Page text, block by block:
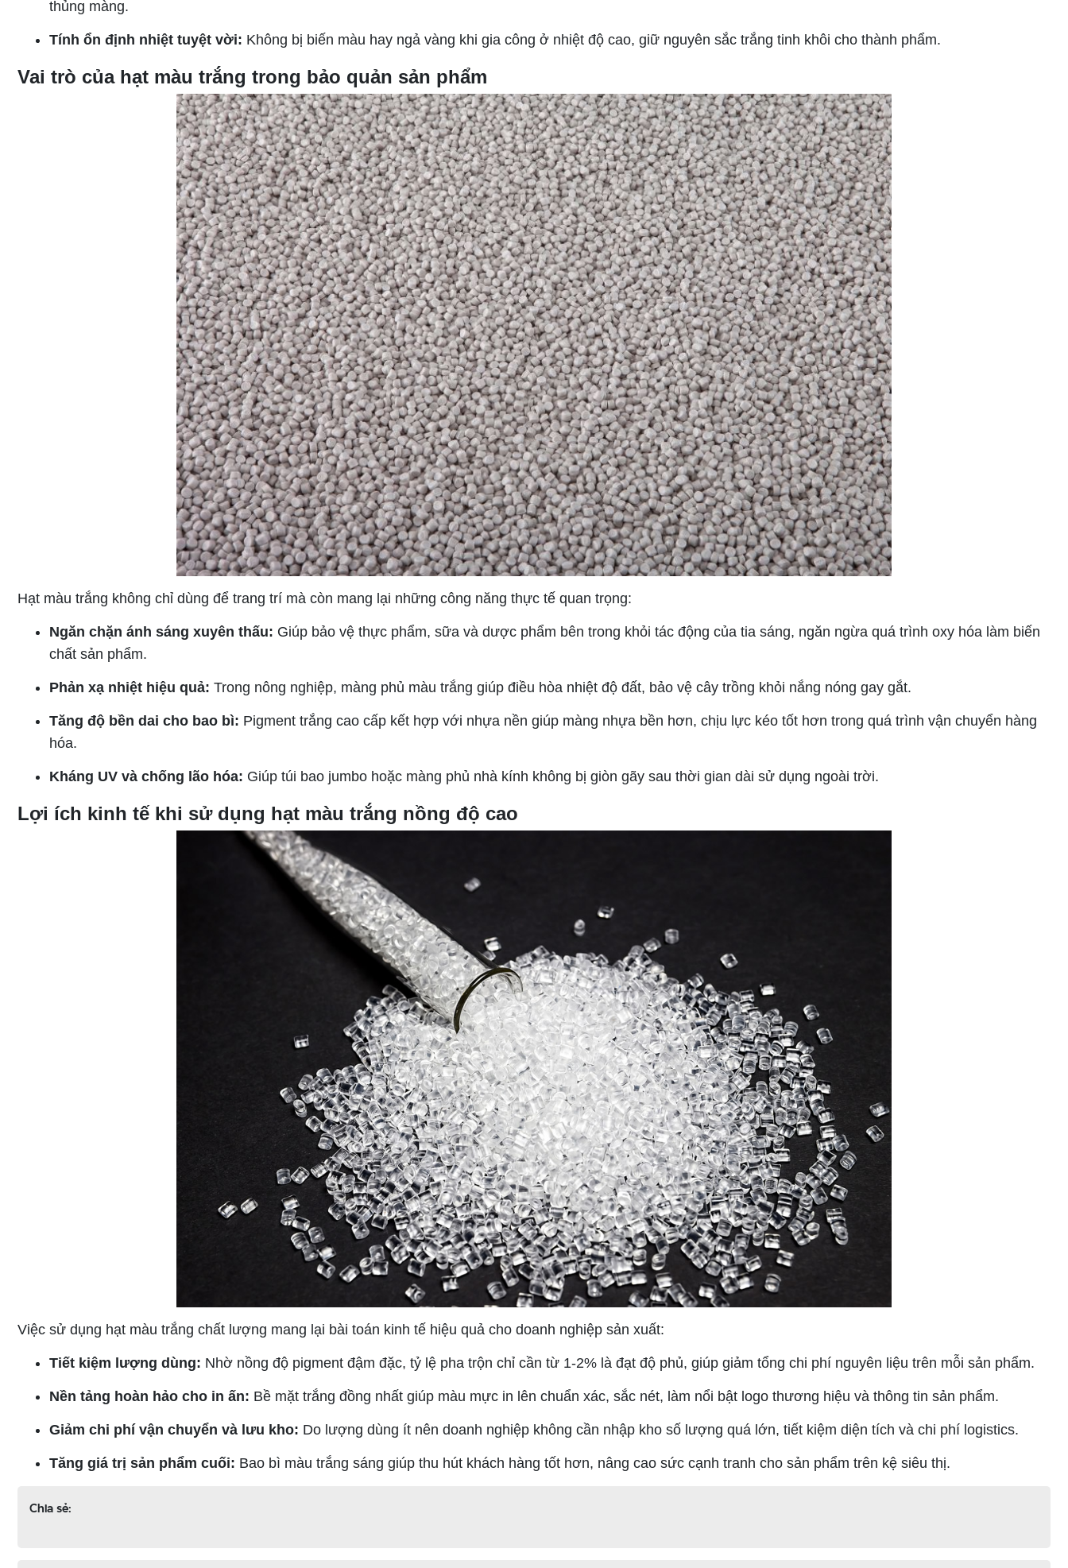
thủng màng.
Tính ổn định nhiệt tuyệt vời: Không bị biến màu hay ngả vàng khi gia công ở nhiệt độ cao, giữ nguyên sắc trắng tinh khôi cho thành phẩm.
Vai trò của hạt màu trắng trong bảo quản sản phẩm
Hạt màu trắng không chỉ dùng để trang trí mà còn mang lại những công năng thực tế quan trọng:
Ngăn chặn ánh sáng xuyên thấu: Giúp bảo vệ thực phẩm, sữa và dược phẩm bên trong khỏi tác động của tia sáng, ngăn ngừa quá trình oxy hóa làm biến
chất sản phẩm.
Phản xạ nhiệt hiệu quả: Trong nông nghiệp, màng phủ màu trắng giúp điều hòa nhiệt độ đất, bảo vệ cây trồng khỏi nắng nóng gay gắt.
Tăng độ bền dai cho bao bì: Pigment trắng cao cấp kết hợp với nhựa nền giúp màng nhựa bền hơn, chịu lực kéo tốt hơn trong quá trình vận chuyển hàng
hóa.
Kháng UV và chống lão hóa: Giúp túi bao jumbo hoặc màng phủ nhà kính không bị giòn gãy sau thời gian dài sử dụng ngoài trời.
Lợi ích kinh tế khi sử dụng hạt màu trắng nồng độ cao
Việc sử dụng hạt màu trắng chất lượng mang lại bài toán kinh tế hiệu quả cho doanh nghiệp sản xuất:
Tiết kiệm lượng dùng: Nhờ nồng độ pigment đậm đặc, tỷ lệ pha trộn chỉ cần từ 1-2% là đạt độ phủ, giúp giảm tổng chi phí nguyên liệu trên mỗi sản phẩm.
Nền tảng hoàn hảo cho in ấn: Bề mặt trắng đồng nhất giúp màu mực in lên chuẩn xác, sắc nét, làm nổi bật logo thương hiệu và thông tin sản phẩm.
Giảm chi phí vận chuyển và lưu kho: Do lượng dùng ít nên doanh nghiệp không cần nhập kho số lượng quá lớn, tiết kiệm diện tích và chi phí logistics.
Tăng giá trị sản phẩm cuối: Bao bì màu trắng sáng giúp thu hút khách hàng tốt hơn, nâng cao sức cạnh tranh cho sản phẩm trên kệ siêu thị.
Chia sẻ: